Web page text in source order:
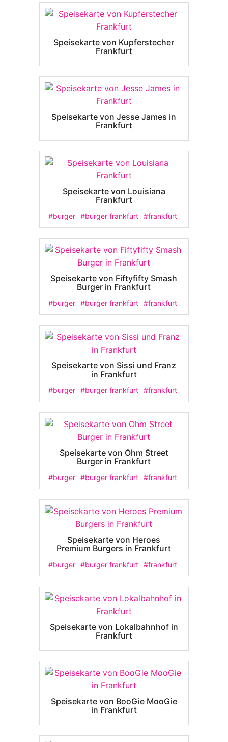
Speisekarte von Kupferstecher
Frankfurt
Speisekarte von Jesse James in
Frankfurt
Speisekarte von Louisiana
Frankfurt
#burger #burger frankfurt #frankfurt
Speisekarte von Fiftyfifty Smash
Burger in Frankfurt
#burger #burger frankfurt #frankfurt
Speisekarte von Sissi und Franz
in Frankfurt
#burger #burger frankfurt #frankfurt
Speisekarte von Ohm Street
Burger in Frankfurt
#burger #burger frankfurt #frankfurt
Speisekarte von Heroes
Premium Burgers in Frankfurt
#burger #burger frankfurt #frankfurt
Speisekarte von Lokalbahnhof in
Frankfurt
Speisekarte von BooGie MooGie
in Frankfurt